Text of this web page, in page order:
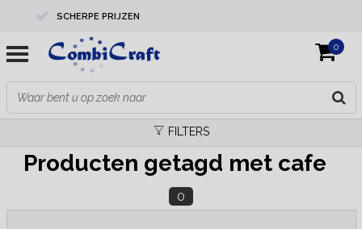
SCHERPE PRIJZEN
PROFESSIONELE KWALITEIT
EXPERTS IN MAATWERK
0
FILTERS
Producten getagd met cafe
0